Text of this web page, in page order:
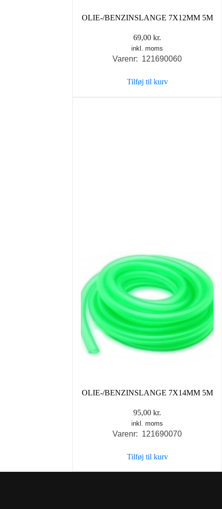
OLIE-/BENZINSLANGE 7X12MM 5M
69,00 kr.
inkl. moms
Varenr: 121690060
Tilføj til kurv
OLIE-/BENZINSLANGE 7X14MM 5M
95,00 kr.
inkl. moms
Varenr: 121690070
Tilføj til kurv